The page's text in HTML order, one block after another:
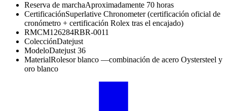
Reserva de marchaAproximadamente 70 horas
CertificaciónSuperlative Chronometer (certificación oficial de
cronómetro + certificación Rolex tras el encajado)
RMCM126284RBR-0011
ColecciónDatejust
ModeloDatejust 36
MaterialRolesor blanco —combinación de acero Oystersteel y
oro blanco